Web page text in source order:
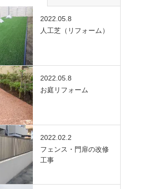
2022.05.8
人工芝（リフォーム）
2022.05.8
お庭リフォーム
2022.02.2
フェンス・門扉の改修
工事